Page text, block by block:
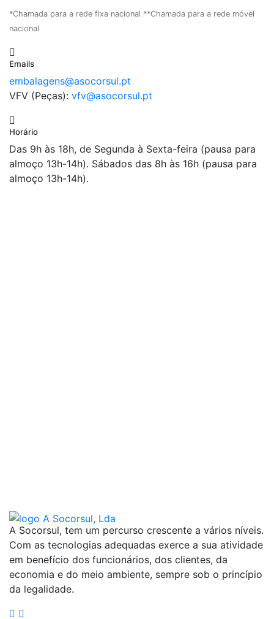
*Chamada para a rede fixa nacional **Chamada para a rede móvel
nacional
Emails
embalagens@asocorsul.pt
VFV (Peças): vfv@asocorsul.pt
Horário
Das 9h às 18h, de Segunda à Sexta-feira (pausa para
almoço 13h-14h). Sábados das 8h às 16h (pausa para
almoço 13h-14h).
A Socorsul, tem um percurso crescente a vários níveis.
Com as tecnologias adequadas exerce a sua atividade
em benefício dos funcionários, dos clientes, da
economia e do meio ambiente, sempre sob o princípio
da legalidade.